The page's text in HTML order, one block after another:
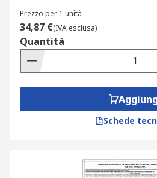
Prezzo per 1 unità
34,87 €(IVA esclusa)
Quantità
Schede